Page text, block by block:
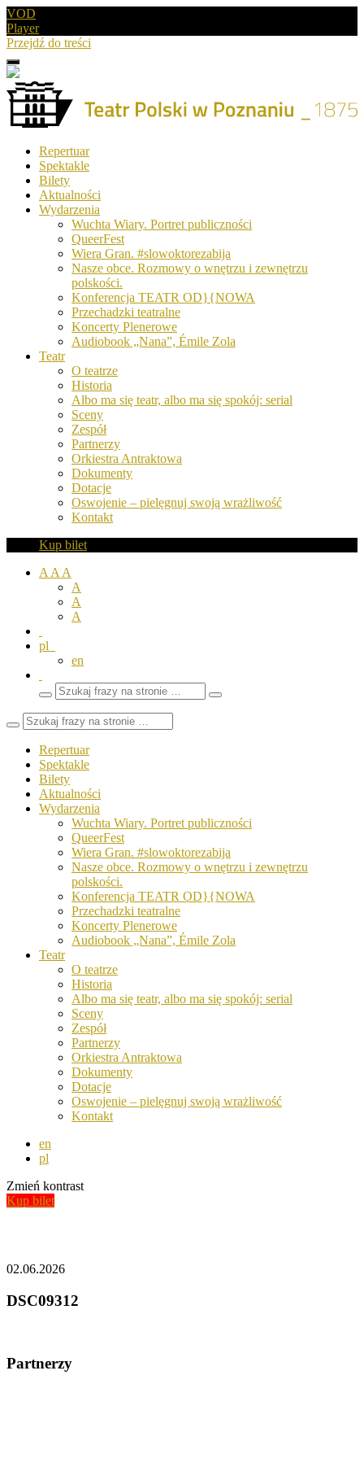
VOD
Player
Przejdź do treści
Menu
Drugie
logo
Teatr
Polski
Poznaniu
Repertuar
Spektakle
Bilety
Aktualności
Wydarzenia
Wuchta Wiary. Portret publiczności
QueerFest
Wiera Gran. #slowoktorezabija
Nasze obce. Rozmowy o wnętrzu i zewnętrzu
polskości.
Konferencja TEATR OD}{NOWA
Przechadzki teatralne
Koncerty Plenerowe
Audiobook „Nana”, Émile Zola
Teatr
O teatrze
Historia
Albo ma się teatr, albo ma się spokój: serial
Sceny
Zespół
Partnerzy
Orkiestra Antraktowa
Dokumenty
Dotacje
Oswojenie – pielęgnuj swoją wrażliwość
Kontakt
Kup bilet
A A A
A
A
A
pl
en
Wyszukaj
frazy
Zamknij
Repertuar
Spektakle
Bilety
Aktualności
Wydarzenia
Wuchta Wiary. Portret publiczności
QueerFest
Wiera Gran. #slowoktorezabija
Nasze obce. Rozmowy o wnętrzu i zewnętrzu
polskości.
Konferencja TEATR OD}{NOWA
Przechadzki teatralne
Koncerty Plenerowe
Audiobook „Nana”, Émile Zola
Teatr
O teatrze
Historia
Albo ma się teatr, albo ma się spokój: serial
Sceny
Zespół
Partnerzy
Orkiestra Antraktowa
Dokumenty
Dotacje
Oswojenie – pielęgnuj swoją wrażliwość
Kontakt
en
pl
Zmień kontrast
Kup bilet
02.06.2026
DSC09312
Partnerzy